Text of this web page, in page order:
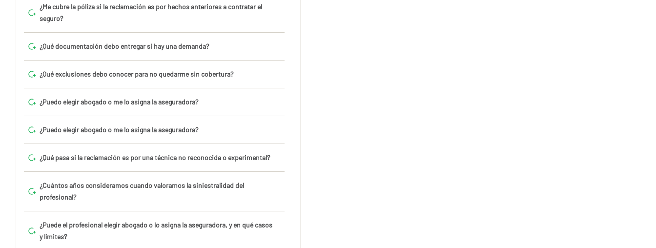
¿Me cubre la póliza si la reclamación es por hechos anteriores a contratar el
seguro?
¿Qué documentación debo entregar si hay una demanda?
¿Qué exclusiones debo conocer para no quedarme sin cobertura?
¿Puedo elegir abogado o me lo asigna la aseguradora?
¿Puedo elegir abogado o me lo asigna la aseguradora?
¿Qué pasa si la reclamación es por una técnica no reconocida o experimental?
¿Cuántos años consideramos cuando valoramos la siniestralidad del
profesional?
¿Puede el profesional elegir abogado o lo asigna la aseguradora, y en qué casos
y límites?